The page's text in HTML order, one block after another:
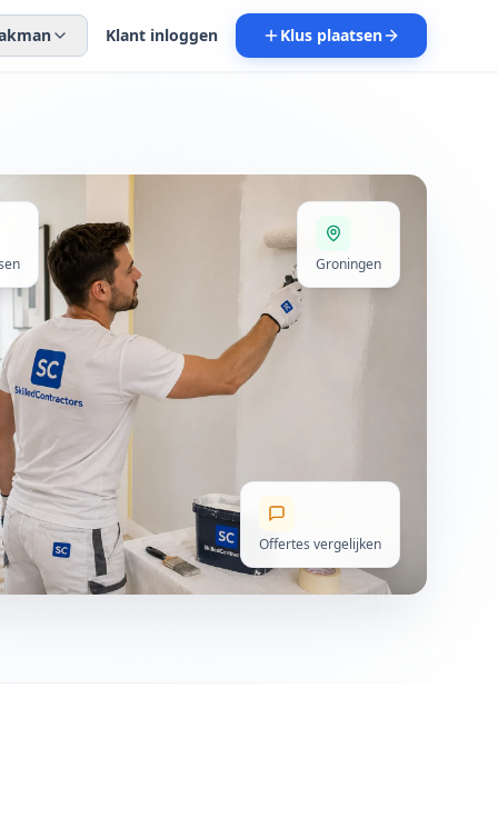
Klant inloggen Klus plaatsen
Groningen
Offertes vergelijken